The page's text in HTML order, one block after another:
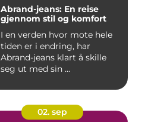
Abrand-jeans: En reise
gjennom stil og komfort
I en verden hvor mote hele
tiden er i endring, har
Abrand-jeans klart å skille
seg ut med sin ...
02. sep